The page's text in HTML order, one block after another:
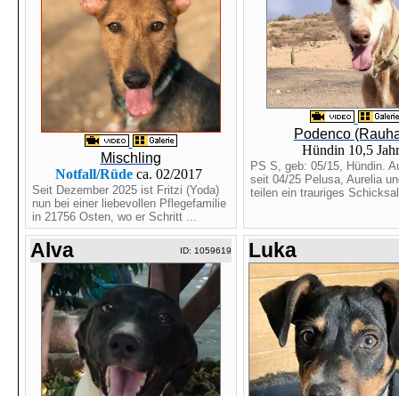
Mischling
Notfall/Rüde ca. 02/2017
Seit Dezember 2025 ist Fritzi (Yoda)
nun bei einer liebevollen Pflegefamilie
in 21756 Osten, wo er Schritt ...
Podenco
Hündin 10,5
PS S, geb: 05/15, Hündin.
seit 04/25 Pelusa, Aurelia
teilen ein trauriges
Alva ID: 1059619 Luka